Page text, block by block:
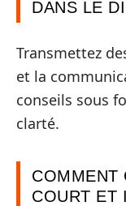
DANS LE
Transmettez
et la
conseils sous
clarté.
COMMENT
COURT ET